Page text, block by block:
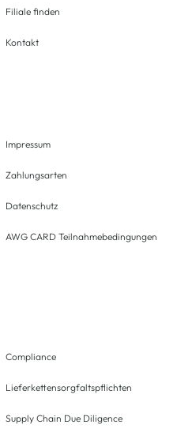
Filiale finden
Kontakt
Impressum
Zahlungsarten
Datenschutz
AWG CARD Teilnahmebedingungen
Compliance
Lieferkettensorgfaltspflichten
Supply Chain Due Diligence